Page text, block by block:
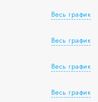
Весь график
Весь график
Весь график
Весь график